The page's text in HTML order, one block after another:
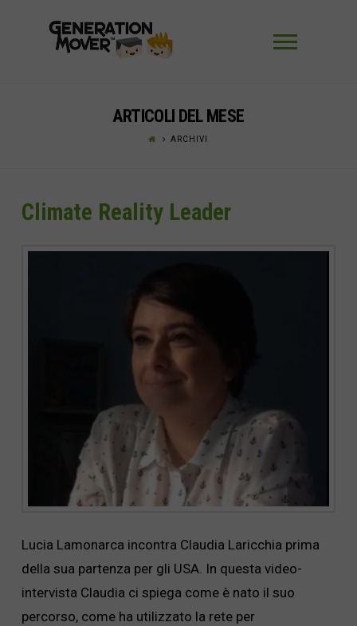
ARTICOLI DEL MESE
ARCHIVI
Climate Reality Leader
Lucia Lamonarca incontra Claudia Laricchia prima
della sua partenza per gli USA. In questa video-
intervista Claudia ci spiega come è nato il suo
percorso, come ha utilizzato la rete per